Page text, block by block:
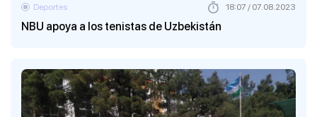
NBU apoya a los tenistas de Uzbekistán
Deportes 18:07 / 07.08.2023